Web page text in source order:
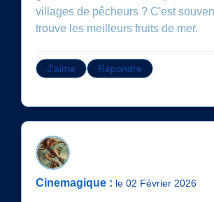
villages de pêcheurs ? C'est
trouve les meilleurs fruits de mer.
J'aime Répondre
Cinemagique : le 02 Février 2026